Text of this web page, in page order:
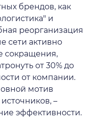
брендов, как
и
реорганизация
сети активно
сокращения,
от 30% до
от компании.
мотив
–
эффективности.